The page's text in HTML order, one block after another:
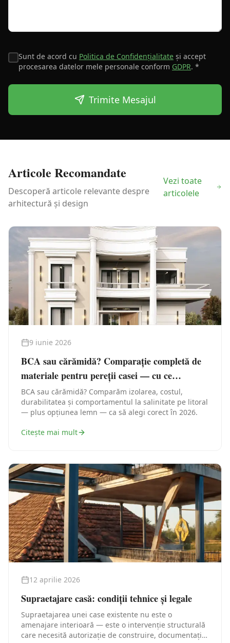
Sunt de acord cu Politica de Confidențialitate și accept
procesarea datelor mele personale conform GDPR. *
Trimite Mesajul
Articole Recomandate
Descoperă articole relevante despre
arhitectură și design
Vezi toate
articolele
9 iunie 2026
BCA sau cărămidă? Comparație completă de
materiale pentru pereții casei — cu ce
construiești în Constanța
BCA sau cărămidă? Comparăm izolarea, costul,
durabilitatea și comportamentul la salinitate pe litoral
— plus opțiunea lemn — ca să alegi corect în 2026.
Citește mai mult
12 aprilie 2026
Supraetajare casă: condiții tehnice și legale
Supraetajarea unei case existente nu este o
amenajare interioară — este o intervenție structurală
care necesită autorizație de construire, documentație